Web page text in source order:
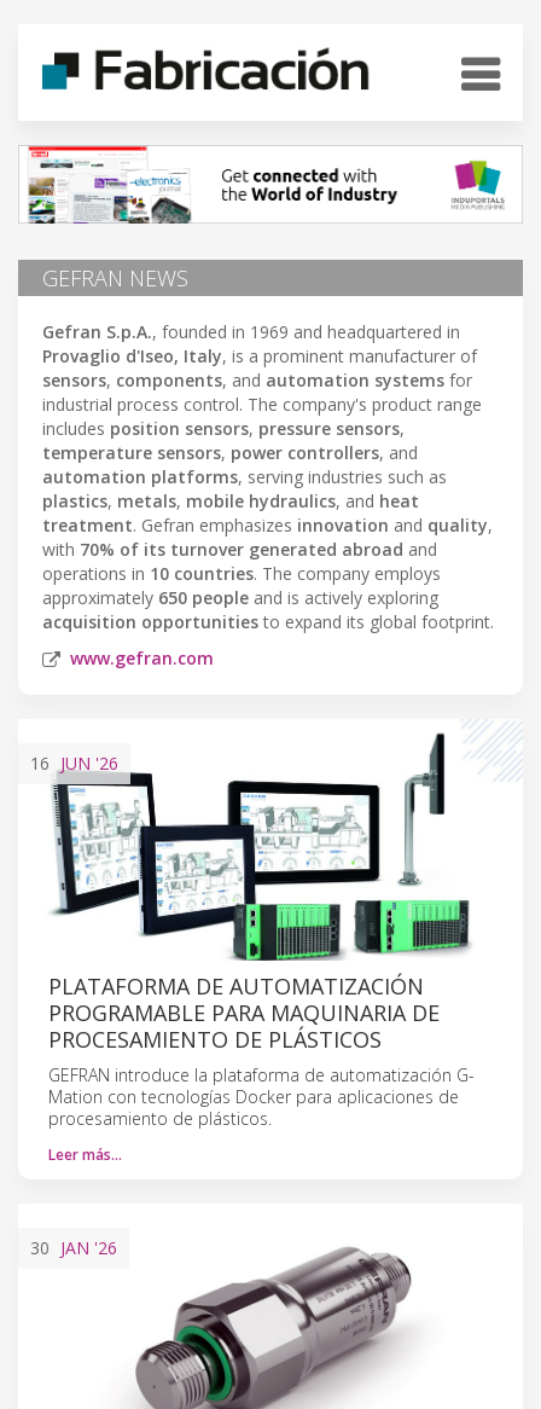
GEFRAN NEWS
Gefran S.p.A., founded in 1969 and headquartered in
Provaglio d'Iseo, Italy, is a prominent manufacturer of
sensors, components, and automation systems for
industrial process control. The company's product range
includes position sensors, pressure sensors,
temperature sensors, power controllers, and
automation platforms, serving industries such as
plastics, metals, mobile hydraulics, and heat
treatment. Gefran emphasizes innovation and quality,
with 70% of its turnover generated abroad and
operations in 10 countries. The company employs
approximately 650 people and is actively exploring
acquisition opportunitiesto expand its global footprint.
www.gefran.com
16 JUN '26
PLATAFORMA DE AUTOMATIZACIÓN
PROGRAMABLE PARA MAQUINARIA DE
PROCESAMIENTO DE PLÁSTICOS
GEFRAN introduce la plataforma de automatización G-
Mation con tecnologías Docker para aplicaciones de
procesamiento de plásticos.
Leer más…
30 JAN '26